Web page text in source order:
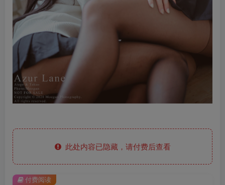
此处内容已隐藏，请付费后查看
付费阅读